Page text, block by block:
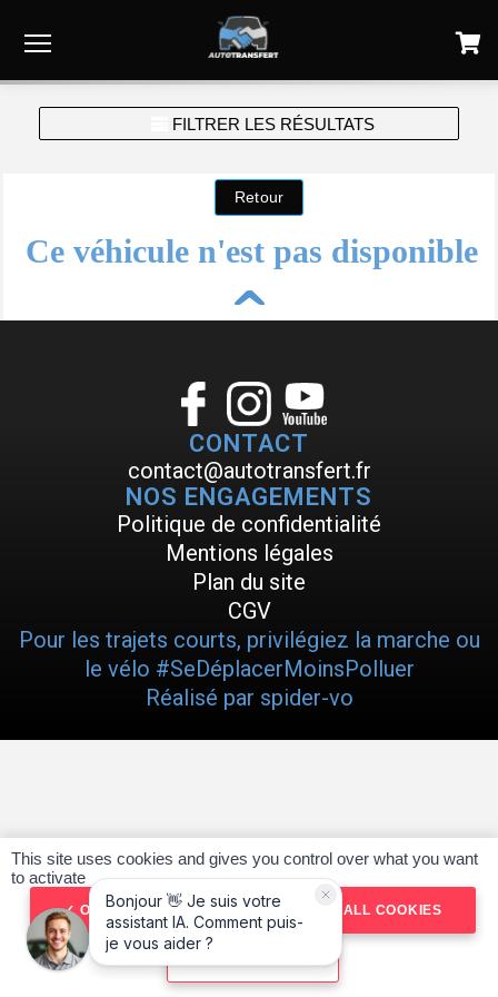
FILTRER LES RÉSULTATS
Ce véhicule n'est pas disponible
^
CONTACT
contact@autotransfert.fr
NOS ENGAGEMENTS
Politique de confidentialité
Mentions légales
Plan du site
CGV
Pour les trajets courts, privilégiez la marche ou
le vélo #SeDéplacerMoinsPolluer
Réalisé par spider-vo
RÉSERVER
This site uses cookies and gives you control over what you want
to activate
OK, ACCEPT ALL DENY ALL COOKIES